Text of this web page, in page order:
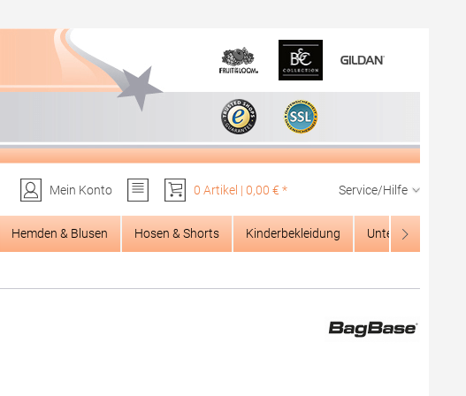
Mein Konto
0 Artikel | 0,00 € * Service/Hilfe
Hemden & Blusen Hosen & Shorts Kinderbekleidung Unterwäsche